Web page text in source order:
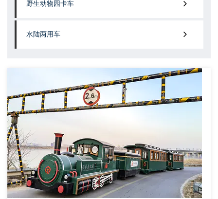
野生动物园卡车
水陆两用车